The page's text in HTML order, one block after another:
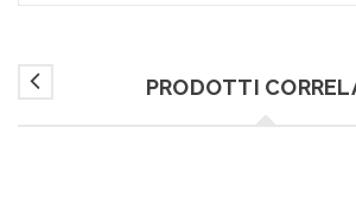
PRODOTTI